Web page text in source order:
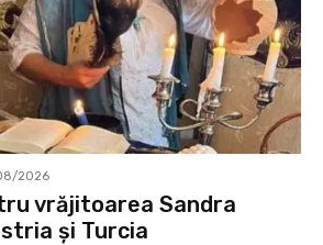
2026
vrăjitoarea Sandra
și Turcia